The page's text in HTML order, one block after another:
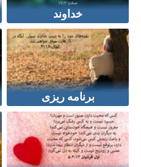
خداوند
برنامه ریزی